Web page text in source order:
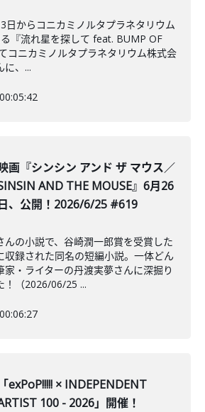
日からコニカミノルタプラネタリウム
『流れ星を探して feat. BUMP OF
コニカミノルタプラネタリウム株式会
に、...
00:05:42
画『シンシン アンド ザ マウス／
AND THE MOUSE』6月26
、公開！2026/6/25 #619
んの小説で、谷崎潤一郎賞を受賞した
収録された同名の短編小説。一体どん
家・ライターの丹渡実夢さんに深掘り
！（2026/06/25 ...
00:06:27
「exPoP!!!!! × INDEPENDENT
100 - 2026」開催！